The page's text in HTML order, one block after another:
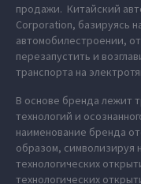
продажи. Китайский
Corporation, базируясь
автомобилестроении,
перезапустить и
транспорта на
В основе бренда лежит
технологий и
наименование бренда
образом, символизируя
технологических
технологических